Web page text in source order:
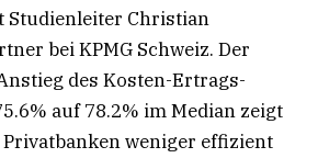
Studienleiter Christian
bei KPMG Schweiz. Der
des Kosten-Ertrags-
auf 78.2% im Median zeigt
Privatbanken weniger effizient